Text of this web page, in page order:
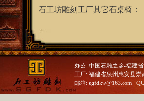
石工坊雕刻工厂其它石桌椅：
办公: 中国石雕之乡-福建
工厂: 福建省泉州惠安县崇
邮箱: sgfdkw@163.com